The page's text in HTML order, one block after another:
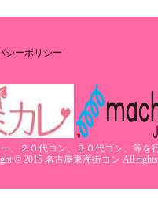
シーポリシー
、２０代コン、３０代コン、等を
© 2015 名古屋東海街コン All rights